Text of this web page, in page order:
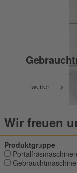
weiter
Wir freuen
Produktgruppe
Portalfräsmaschinen